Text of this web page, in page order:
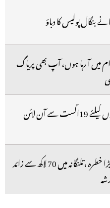
بنگال پولیس کا دباؤ
میں آ رہا ہوں، آپ بھی پریاگ
پولیس کی 7437 جائیدادوں کیلئے 19اگست سے آن لائن
ووٹر لسٹ کا سب سے بڑا خطرہ ،تلنگانہ میں 70 لاکھ سے زائد